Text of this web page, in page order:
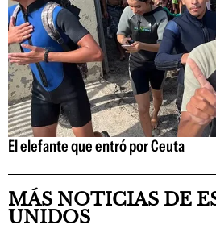
El elefante que entró por Ceuta
MÁS NOTICIAS DE
UNIDOS